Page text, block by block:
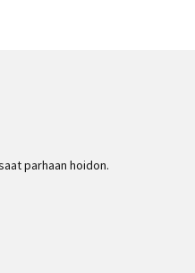
parhaan hoidon.